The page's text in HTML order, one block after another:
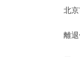
北京市
離退休